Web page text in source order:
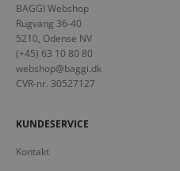
BAGGI Webshop
Rugvang 36-40
5210, Odense NV
(+45) 63 10 80 80
webshop@baggi.dk
CVR-nr. 30527127
KUNDESERVICE
Kontakt